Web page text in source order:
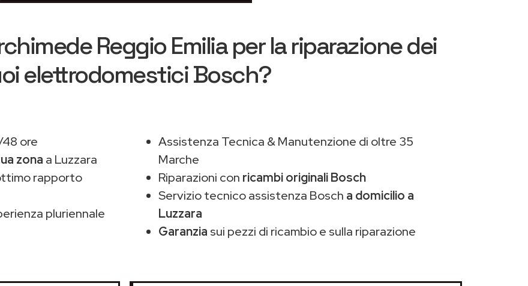
Reggio Emiliaper la riparazione dei
elettrodomestici Bosch?
48 ore
zona a Luzzara
rapporto
pluriennale
Assistenza Tecnica & Manutenzione di oltre 35
Marche
Riparazioni con ricambi originali Bosch
Servizio tecnico assistenza Bosch a domicilio a
Luzzara
Garanzia sui pezzi di ricambio e sulla riparazione